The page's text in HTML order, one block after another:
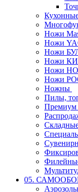
Ножи
Ножи
Ножи
Ножи
Ножи
Ножи
Ножны
Пилы,
Премиум
05.